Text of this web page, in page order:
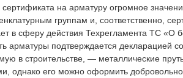
на арматуру огромное
группам и, соответственно,
в сферу действия Техрегламента ТС
арматуры подтверждается декларацией
в строительстве, — металлические
однако его можно оформить